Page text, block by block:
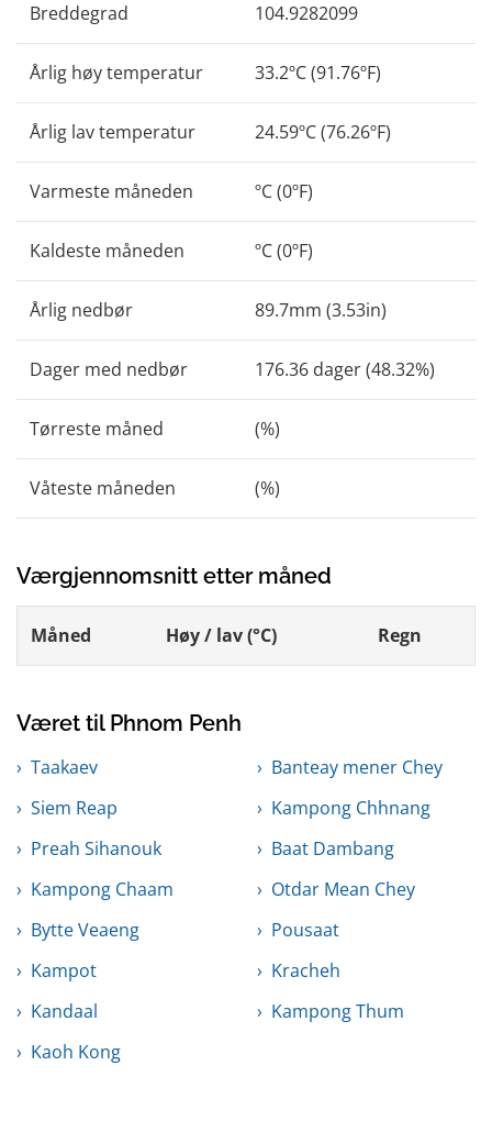
Breddegrad 104.9282099
Årlig høy temperatur 33.2ºC (91.76ºF)
Årlig lav temperatur 24.59ºC (76.26ºF)
Varmeste måneden ºC (0ºF)
Kaldeste måneden ºC (0ºF)
Årlig nedbør 89.7mm (3.53in)
Dager med nedbør 176.36 dager (48.32%)
Tørreste måned (%)
Våteste måneden (%)
Værgjennomsnitt etter måned
Måned Høy / lav (°C) Regn
Været til Phnom Penh
Taakaev
Banteay mener Chey
Siem Reap
Kampong Chhnang
Preah Sihanouk
Baat Dambang
Kampong Chaam
Otdar Mean Chey
Bytte Veaeng
Pousaat
Kampot
Kracheh
Kandaal
Kampong Thum
Kaoh Kong